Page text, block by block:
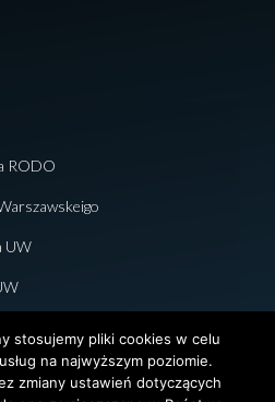
RODO
UW
WNPiSM
stosujemy pliki cookies w celu
na najwyższym poziomie.
zmiany ustawień dotyczących